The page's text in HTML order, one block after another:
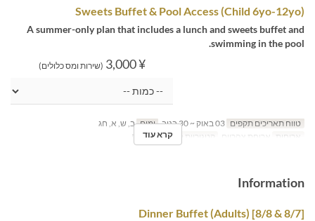
Sweets Buffet & Pool Access (Child 6yo-12yo)
A summer-only plan that includes a lunch and sweets buffet and
swimming in the pool.
¥ 3,000 (שירות ומס כלולים)
טווח תאריכים תקפים ימים ב, ש, א, חג
ארוחות ארוחת צהריים קטגוריית מקום MaTiira
קרא עוד
Information
[8/7 & 8/8] Dinner Buffet (Adults)